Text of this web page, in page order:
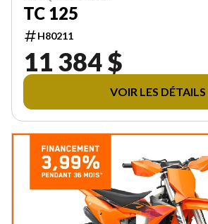
TC 125
H80211
11 384 $
VOIR LES DÉTAILS